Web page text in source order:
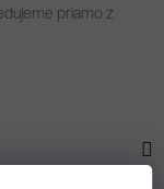
priamo z